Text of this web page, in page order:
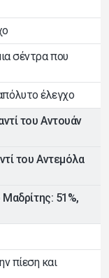
σέντρα που
έλεγχο
του Αντουάν
του Αντεμόλα
51%,
πίεση και